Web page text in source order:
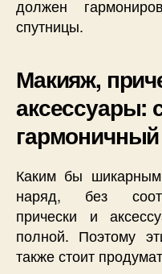
должен
спутницы.
Макияж,
аксессуары:
Каким бы
наряд, без
прически и
полной. Поэтому
также стоит